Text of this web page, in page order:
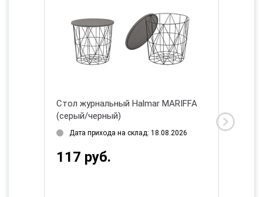
Стол журнальный Halmar MARIFFA
(серый/черный)
Дата прихода на склад: 18.08.2026
117 руб.
белый)